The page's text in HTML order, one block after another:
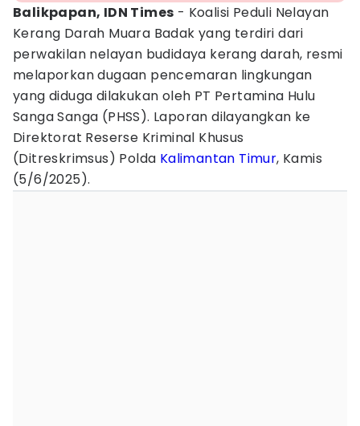
Balikpapan, IDN Times - Koalisi Peduli Nelayan
Kerang Darah Muara Badak yang terdiri dari
perwakilan nelayan budidaya kerang darah, resmi
melaporkan dugaan pencemaran lingkungan
yang diduga dilakukan oleh PT Pertamina Hulu
Sanga Sanga (PHSS). Laporan dilayangkan ke
Direktorat Reserse Kriminal Khusus
(Ditreskrimsus) Polda Kalimantan Timur, Kamis
(5/6/2025).